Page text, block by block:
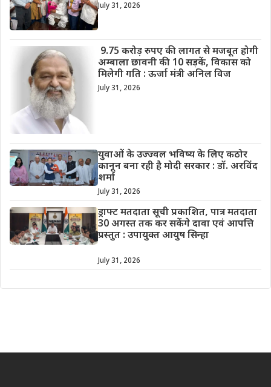
July 31, 2026
9.75 करोड़ रुपए की लागत से मजबूत होगी
अम्बाला छावनी की 10 सड़कें, विकास को
मिलेगी गति : ऊर्जा मंत्री अनिल विज
July 31, 2026
युवाओं के उज्ज्वल भविष्य के लिए कठोर
कानून बना रही है मोदी सरकार : डॉ. अरविंद
शर्मा
July 31, 2026
ड्राफ्ट मतदाता सूची प्रकाशित, पात्र मतदाता
30 अगस्त तक कर सकेंगे दावा एवं आपत्ति
प्रस्तुत : उपायुक्त आयुष सिन्हा
July 31, 2026